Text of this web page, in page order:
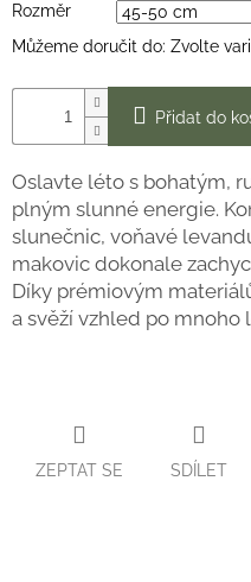
Přihlášení
Rozměr
Můžeme doručit do: Zvolte
Přidat do
Oslavte léto s bohatým,
plným slunné energie.
slunečnic, voňavé
makovic dokonale
Díky prémiovým
a svěží vzhled po mnoho
ZEPTAT SE SDÍLET